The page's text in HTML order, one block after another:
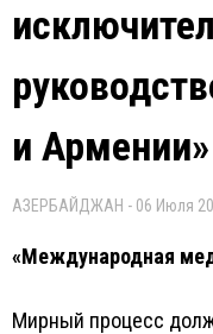
и Армении»
АЗЕРБАЙДЖАН - 06 Июля
«Международная
Мирный процесс